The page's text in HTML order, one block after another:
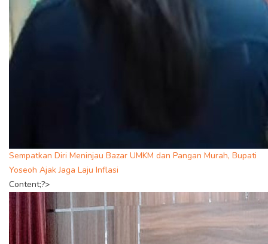
Sempatkan Diri Meninjau Bazar UMKM dan Pangan Murah, Bupati
Yoseoh Ajak Jaga Laju Inflasi
Content;?>